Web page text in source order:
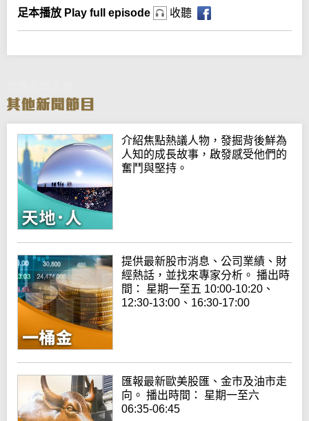
足本播放 Play full episode 收聽
介紹焦點熱議人物，發掘背後鮮為
人知的成長故事，啟發感受他們的
奮鬥與堅持。
提供最新股市消息、公司業績、財
經熱話，並找來專家分析。 播出時
間： 星期一至五 10:00-10:20、
12:30-13:00、16:30-17:00
匯報最新歐美股匯、金市及油市走
向。 播出時間： 星期一至六
06:35-06:45